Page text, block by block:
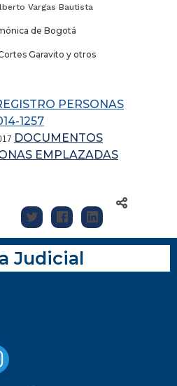
Vargas Bautista
de Bogotá
Garavito y otros
PERSONAS
1257
DOCUMENTOS
EMPLAZADAS
Judicial